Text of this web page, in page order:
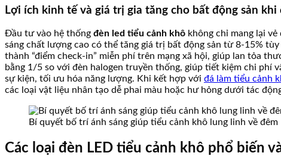
Lợi ích kinh tế và giá trị gia tăng cho bất động sản
Đầu tư vào hệ thống đèn led tiểu cảnh khô không chỉ mang lại
sáng chất lượng cao có thể tăng giá trị bất động sản từ 8-15%
thành “điểm check-in” miễn phí trên mạng xã hội, giúp lan tỏa
bằng 1/5 so với đèn halogen truyền thống, giúp tiết kiệm chi phí
sự kiện, tối ưu hóa năng lượng. Khi kết hợp với đá làm tiểu cảnh
các loại vật liệu nhân tạo dễ phai màu hoặc hư hỏng dưới tác
Bí quyết bố trí ánh sáng giúp tiểu cảnh khô lung linh về đêm
Các loại đèn LED tiểu cảnh khô phổ biến